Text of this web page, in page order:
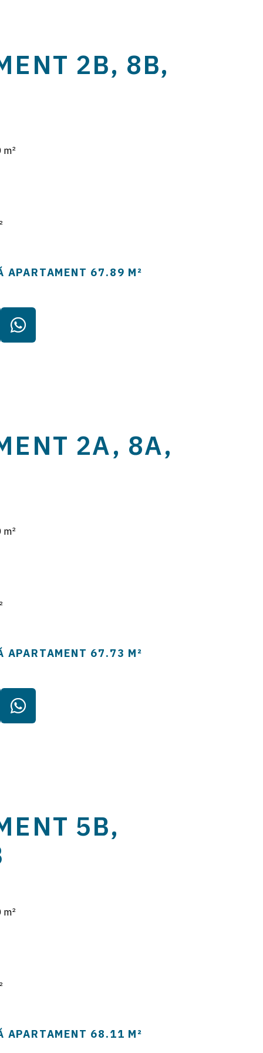
2B, 8B,
APARTAMENT 67.89 M²
2A, 8A,
APARTAMENT 67.73 M²
5B,
APARTAMENT 68.11 M²